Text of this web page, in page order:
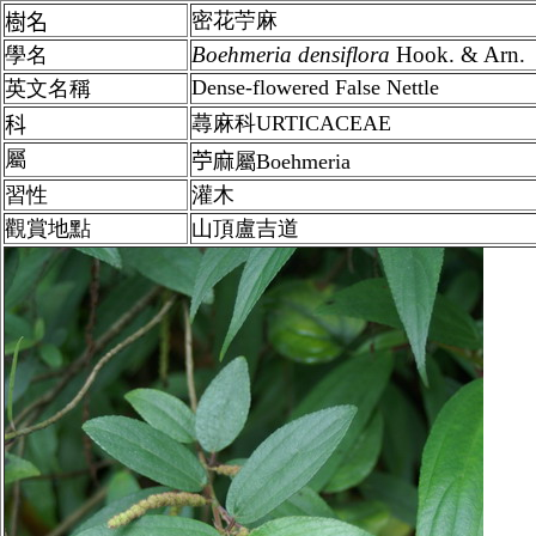
樹名
密花苧麻
學名
Boehmeria densiflora Hook. & Arn.
英文名稱
Dense-flowered False Nettle
科
蕁麻科URTICACEAE
屬
苧麻屬Boehmeria
習性
灌木
觀賞地點
山頂盧吉道